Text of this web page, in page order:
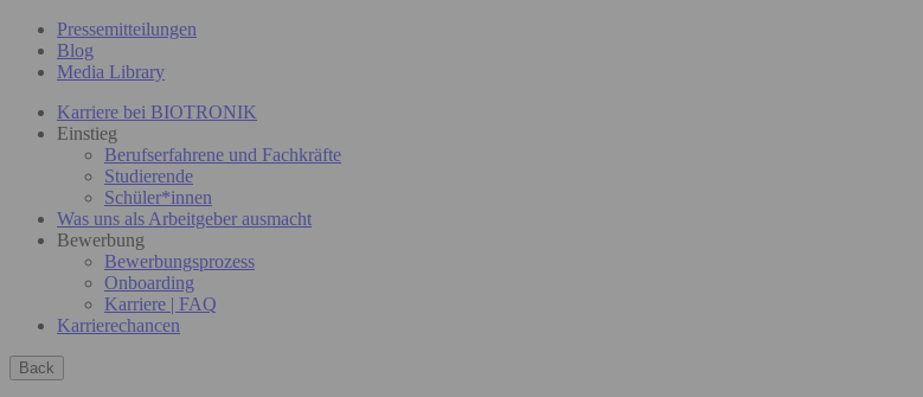
Pressemitteilungen
Blog
Media Library
Karriere bei BIOTRONIK
Einstieg
Berufserfahrene und Fachkräfte
Studierende
Schüler*innen
Was uns als Arbeitgeber ausmacht
Bewerbung
Bewerbungsprozess
Onboarding
Karriere | FAQ
Karrierechancen
Back